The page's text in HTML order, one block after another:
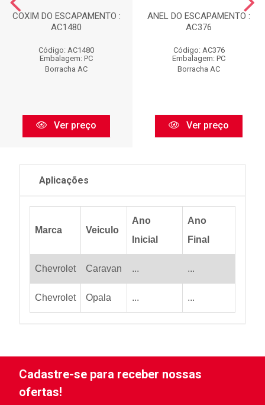
COXIM DO ESCAPAMENTO :
AC1480
Código: AC1480
Embalagem: PC
Borracha AC
Ver preço
ANEL DO ESCAPAMENTO :
AC376
Código: AC376
Embalagem: PC
Borracha AC
Ver preço
Aplicações
Marca Veiculo
Ano
Inicial
Ano
Final
Chevrolet Caravan ... ...
Chevrolet Opala ... ...
Cadastre-se para receber nossas
ofertas!